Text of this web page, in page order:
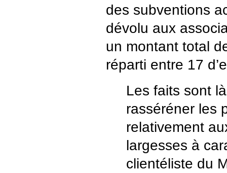
des subventions
dévolu aux
un montant total
réparti entre 17
Les faits sont
rasséréner les
relativement
largesses à
clientéliste du